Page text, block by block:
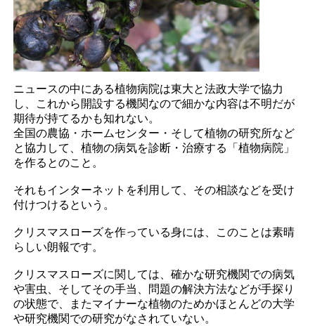
ニュースの中にある植物病院は東大と法政大学で協力
し、これから開設する機関なので細かな内容は不明だが
期待が持てるかも知れない。
全国の農協・ホームセンター・そして植物の研究所など
と協力して、植物の病気を診断・治療する「植物病院」
を作るとのこと。
それもインターネットを利用して、その相談などを受け
付けつけるという。
クリスマスローズを作っている身には、このことは素晴
らしい朗報です。
クリスマスローズに関しては、確かな研究機関での病気
や害虫、そしてその手当、問題の解決方法などが手探り
の状態で、またマイナーな植物のためかほとんどの大学
や研究機関での研究がなされていない。